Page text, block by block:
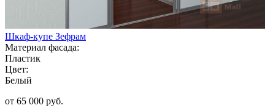
Шкаф-купе Зефрам
Материал фасада:
Пластик
Цвет:
Белый
от 65 000 руб.